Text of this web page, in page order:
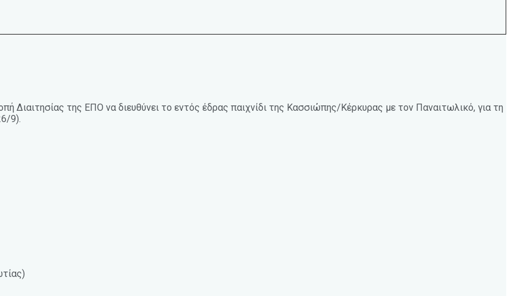
Διαιτησίας της ΕΠΟ να διευθύνει το εντός έδρας παιχνίδι της Κασσιώπης/Κέρκυρας με τον Παναιτωλικό, για τη
9).